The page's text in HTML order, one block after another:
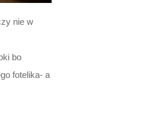
nie w
bo
fotelika- a